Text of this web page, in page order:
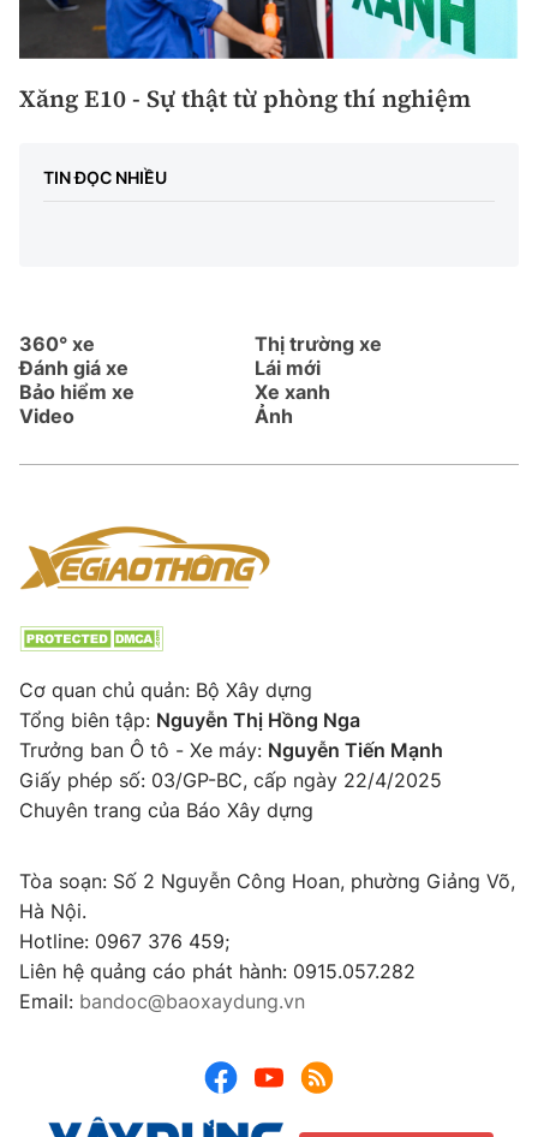
Xăng E10 - Sự thật từ phòng thí nghiệm
TIN ĐỌC NHIỀU
360° xe
Thị trường xe
Đánh giá xe
Lái mới
Bảo hiểm xe
Xe xanh
Video
Ảnh
Cơ quan chủ quản: Bộ Xây dựng
Tổng biên tập: Nguyễn Thị Hồng Nga
Trưởng ban Ô tô - Xe máy: Nguyễn Tiến Mạnh
Giấy phép số: 03/GP-BC, cấp ngày 22/4/2025
Chuyên trang của Báo Xây dựng
Tòa soạn: Số 2 Nguyễn Công Hoan, phường Giảng Võ,
Hà Nội.
Hotline: 0967 376 459;
Liên hệ quảng cáo phát hành: 0915.057.282
Email: bandoc@baoxaydung.vn